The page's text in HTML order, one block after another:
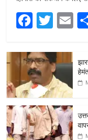
F
c
e
b
o
o
k
T
itt
er
E